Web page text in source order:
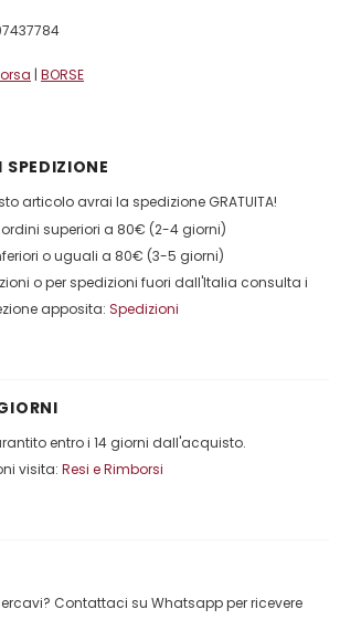
| BORSE
SPEDIZIONE
articolo avrai la spedizione GRATUITA!
superiori a 80€ (2-4 giorni)
o uguali a 80€ (3-5 giorni)
o per spedizioni fuori dall'Italia consulta i
apposita: Spedizioni
entro i 14 giorni dall'acquisto.
visita: Resi e Rimborsi
Contattaci su Whatsapp per ricevere